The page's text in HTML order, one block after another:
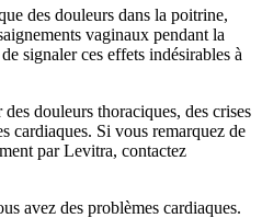
des douleurs dans la poitrine,
vaginaux pendant la
signaler ces effets indésirables à
douleurs thoraciques, des crises
cardiaques. Si vous remarquez de
par Levitra, contactez
avez des problèmes cardiaques.